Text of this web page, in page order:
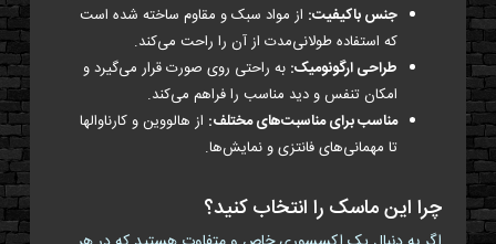
جنس باکیفیت: از مواد سبک و مقاوم ساخته شده است
که استفاده طولانی‌مدت از آن را راحت می‌کند.
طراحی ارگونومیک: به راحتی روی صورت قرار می‌گیرد و
امکان تنفس و دید مناسب را فراهم می‌کند.
مناسب برای مناسبت‌های مختلف: از هالووین و کارناوالها
تا مهمانی‌های فانتزی و نمایش‌ها.
چرا این ماسک را انتخاب کنید؟